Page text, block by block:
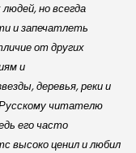
но всегда
и запечатлеть
от других
и
деревья, реки и
читателю
его часто
высоко ценил и любил